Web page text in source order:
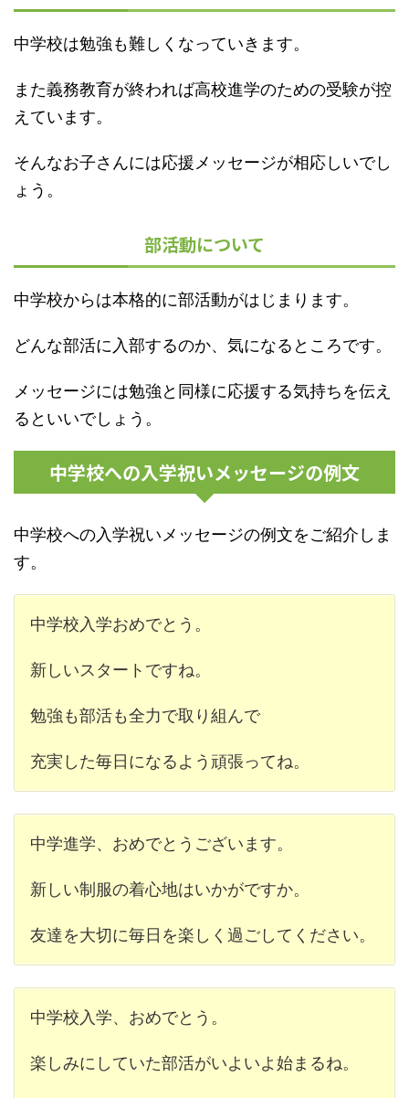
中学校は勉強も難しくなっていきます。
また義務教育が終われば高校進学のための受験が控
えています。
そんなお子さんには応援メッセージが相応しいでし
ょう。
部活動について
中学校からは本格的に部活動がはじまります。
どんな部活に入部するのか、気になるところです。
メッセージには勉強と同様に応援する気持ちを伝え
るといいでしょう。
中学校への入学祝いメッセージの例文
中学校への入学祝いメッセージの例文をご紹介しま
す。
中学校入学おめでとう。
新しいスタートですね。
勉強も部活も全力で取り組んで
充実した毎日になるよう頑張ってね。
中学進学、おめでとうございます。
新しい制服の着心地はいかがですか。
友達を大切に毎日を楽しく過ごしてください。
中学校入学、おめでとう。
楽しみにしていた部活がいよいよ始まるね。